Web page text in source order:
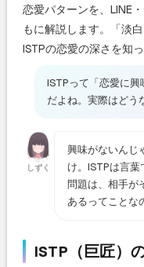
恋愛パターンを、LINE
もに解説します。「淡
ISTPの恋愛の深さを知っ
ISTPって「恋愛に
だよね。実際はどう
しずく
興味がないんじ
け。ISTPは言葉
問題は、相手が
あるってことな
ISTP（巨匠）